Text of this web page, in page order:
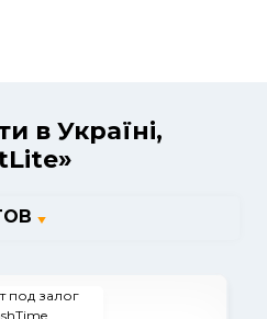
в Україні,